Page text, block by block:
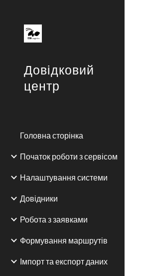
Довідковий
центр
Головна сторінка
Початок роботи з сервісом
Налаштування системи
Довідники
Робота з заявками
Формування маршрутів
Імпорт та експорт даних